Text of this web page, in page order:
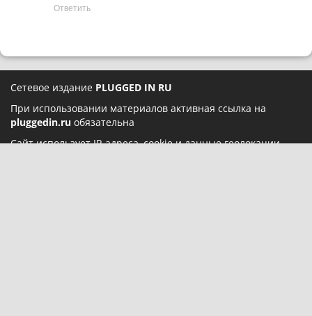
Ответить
Сетевое издание PLUGGED IN RU
При использовании материалов активная ссылка на
pluggedin.ru обязательна
Сайт использует IP-адреса, cookie и данные геолокации